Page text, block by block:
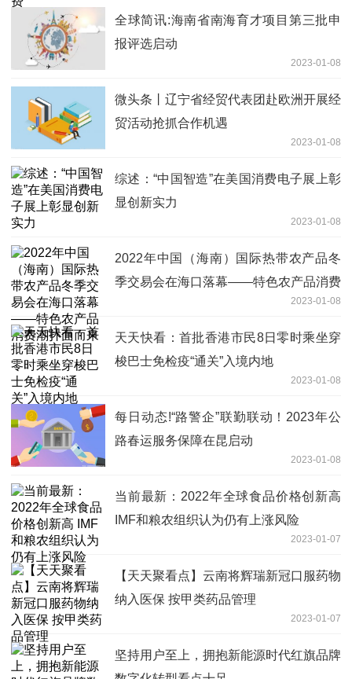
全球简讯:海南省南海育才项目第三批申
报评选启动
2023-01-08
微头条丨辽宁省经贸代表团赴欧洲开展经
贸活动抢抓合作机遇
2023-01-08
综述：“中国智造”在美国消费电子展上彰
显创新实力
2023-01-08
2022年中国（海南）国际热带农产品冬
季交易会在海口落幕——特色农产品消费
2023-01-08
天天快看：首批香港市民8日零时乘坐穿
梭巴士免检疫“通关”入境内地
2023-01-08
每日动态!“路警企”联勤联动！2023年公
路春运服务保障在昆启动
2023-01-08
当前最新：2022年全球食品价格创新高
IMF和粮农组织认为仍有上涨风险
2023-01-07
【天天聚看点】云南将辉瑞新冠口服药物
纳入医保 按甲类药品管理
2023-01-07
坚持用户至上，拥抱新能源时代红旗品牌